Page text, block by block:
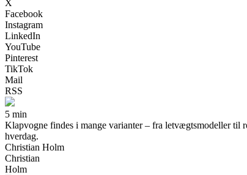
X
Facebook
Instagram
LinkedIn
YouTube
Pinterest
TikTok
Mail
RSS
5 min
Klapvogne findes i mange varianter – fra letvægtsmodeller til
hverdag.
Christian Holm
Christian
Holm